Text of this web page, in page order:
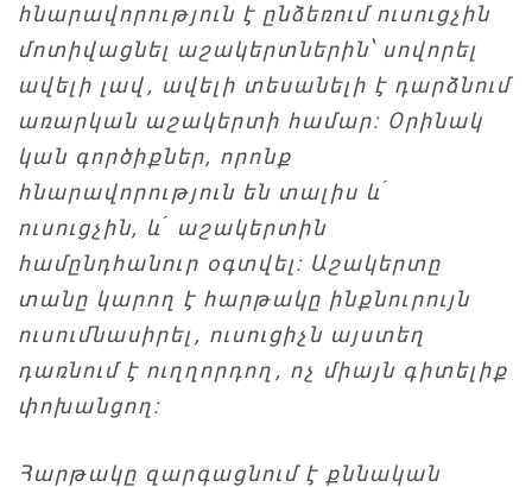
հնարավորություն է ընձեռում ուսուցչին
մոտիվացնել աշակերտներին՝ սովորել
ավելի լավ, ավելի տեսանելի է դարձնում
առարկան աշակերտի համար: Օրինակ
կան գործիքներ, որոնք
հնարավորություն են տալիս և
ուսուցչին, և
աշակերտին
համընդհանուր օգտվել: Աշակերտը
տանը կարող է հարթակը ինքնուրույն
ուսումնասիրել, ուսուցիչն այստեղ
դառնում է ուղղորդող, ոչ միայն գիտելիք
փոխանցող:
Հարթակը զարգացնում է քննական